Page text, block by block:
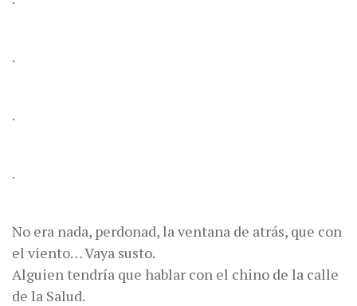
.
.
.
No era nada, perdonad, la ventana de atrás, que con
el viento… Vaya susto.
Alguien tendría que hablar con el chino de la calle
de la Salud.